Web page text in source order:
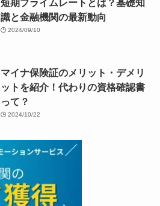
短期プライムレートとは？基礎知
識と金融機関の最新動向
2024/09/10
マイナ保険証のメリット・デメリ
ットを紹介！代わりの資格確認書
って？
2024/10/22